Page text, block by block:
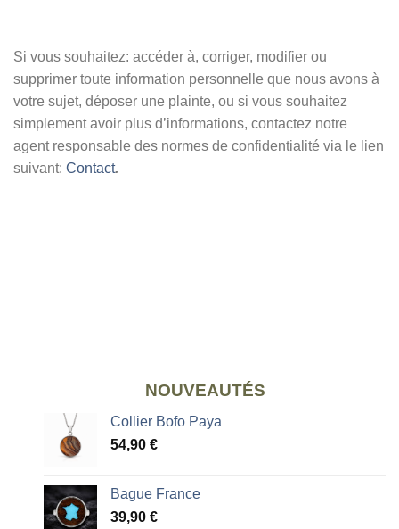
Si vous souhaitez: accéder à, corriger, modifier ou
supprimer toute information personnelle que nous avons à
votre sujet, déposer une plainte, ou si vous souhaitez
simplement avoir plus d’informations, contactez notre
agent responsable des normes de confidentialité via le lien
suivant: Contact.
NOUVEAUTÉS
Collier Bofo Paya
54,90 €
Bague France
39,90 €